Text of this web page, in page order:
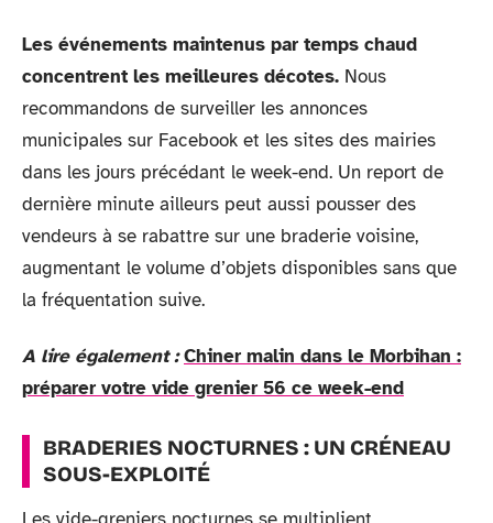
Les événements maintenus par temps chaud
concentrent les meilleures décotes. Nous
recommandons de surveiller les annonces
municipales sur Facebook et les sites des mairies
dans les jours précédant le week-end. Un report de
dernière minute ailleurs peut aussi pousser des
vendeurs à se rabattre sur une braderie voisine,
augmentant le volume d’objets disponibles sans que
la fréquentation suive.
A lire également : Chiner malin dans le Morbihan :
préparer votre vide grenier 56 ce week-end
BRADERIES NOCTURNES : UN CRÉNEAU
SOUS-EXPLOITÉ